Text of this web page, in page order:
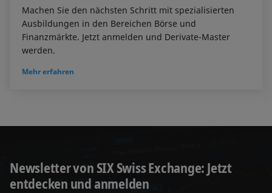
Machen Sie den nächsten Schritt mit spezialisierten
Ausbildungen in den Bereichen Börse und
Finanzmärkte. Jetzt anmelden und Derivate-Master
werden.
Mehr erfahren
Newsletter von SIX Swiss Exchange: Jetzt
entdecken und anmelden